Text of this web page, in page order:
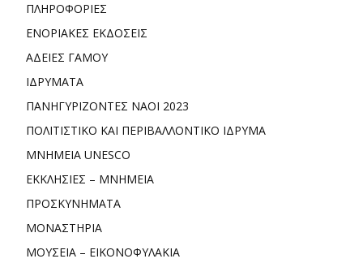
ΠΛΗΡΟΦΟΡΙΕΣ
ΕΝΟΡΙΑΚΕΣ ΕΚΔΟΣΕΙΣ
ΑΔΕΙΕΣ ΓΑΜΟΥ
ΙΔΡΥΜΑΤΑ
ΠΑΝΗΓΥΡΙΖΟΝΤΕΣ ΝΑΟΙ 2023
ΠΟΛΙΤΙΣΤΙΚΟ ΚΑΙ ΠΕΡΙΒΑΛΛΟΝΤΙΚΟ ΙΔΡΥΜΑ
ΜΝΗΜΕΙΑ UNESCO
ΕΚΚΛΗΣΙΕΣ – ΜΝΗΜΕΙΑ
ΠΡΟΣΚΥΝΗΜΑΤΑ
ΜΟΝΑΣΤΗΡΙΑ
ΜΟΥΣΕΙΑ – ΕΙΚΟΝΟΦΥΛΑΚΙΑ